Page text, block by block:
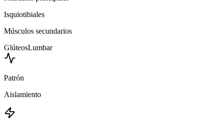
Isquiotibiales
Músculos secundarios
GlúteosLumbar
Patrón
Aislamiento